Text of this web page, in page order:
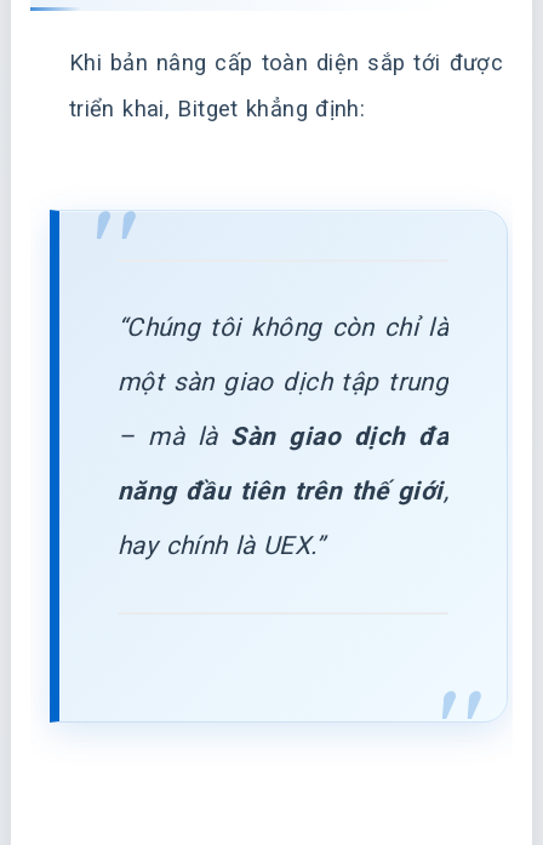
Khi bản nâng cấp toàn diện sắp tới được
triển khai, Bitget khẳng định:
“Chúng tôi không còn chỉ là
một sàn giao dịch tập trung
– mà là Sàn giao dịch đa
năng đầu tiên trên thế giới,
hay chính là UEX.”